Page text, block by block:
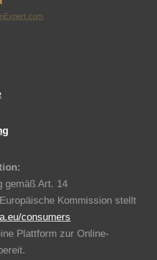
gemäß Art. 14
Kommission stellt
consumers
Plattform zur Online-